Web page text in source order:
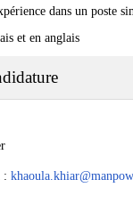
dans un poste
et en anglais
: